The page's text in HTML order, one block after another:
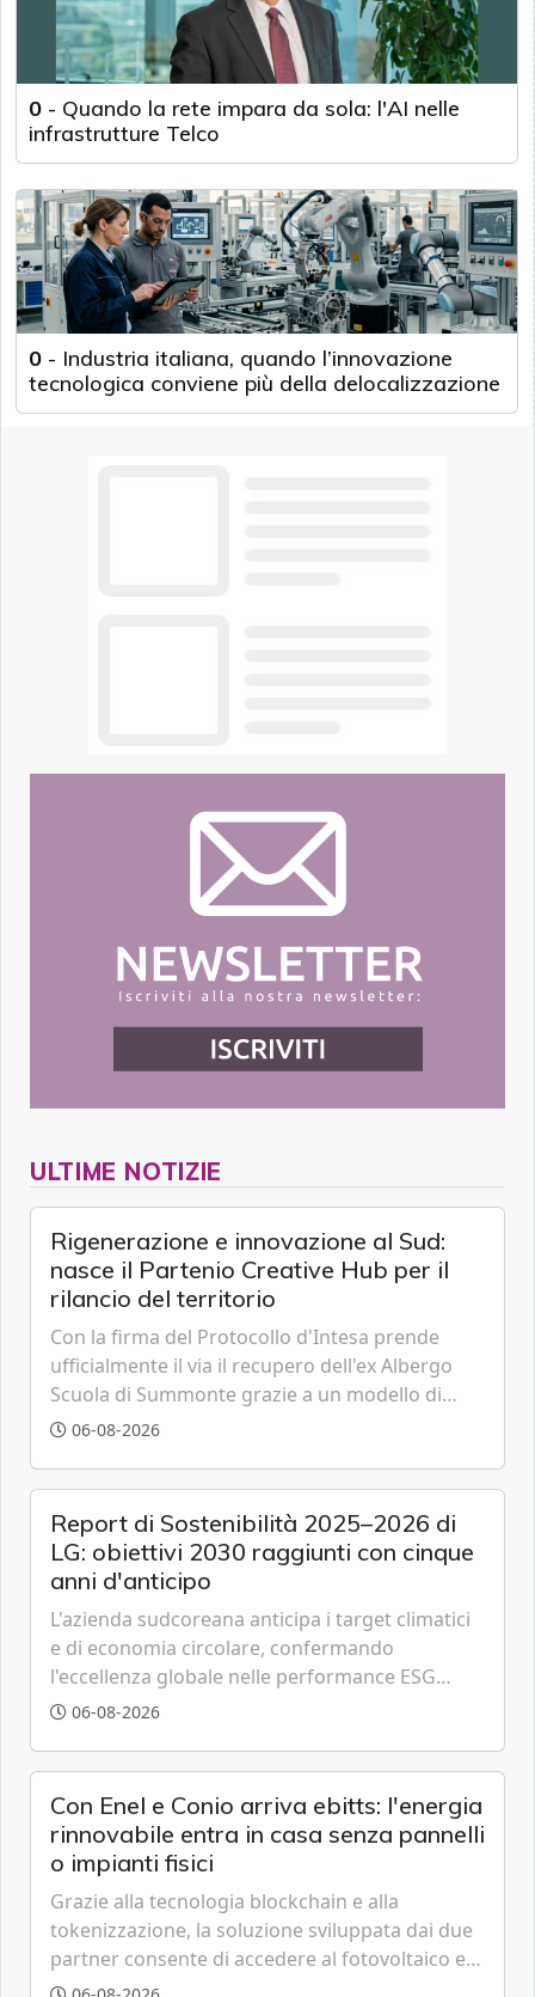
0 - Quando la rete impara da sola: l'AI nelle
infrastrutture Telco
0 - Industria italiana, quando l’innovazione
tecnologica conviene più della delocalizzazione
ULTIME NOTIZIE
Rigenerazione e innovazione al Sud:
nasce il Partenio Creative Hub per il
rilancio del territorio
Con la firma del Protocollo d'Intesa prende
ufficialmente il via il recupero dell'ex Albergo
Scuola di Summonte grazie a un modello di
partenariato pubblico-privato e a una rete di
06-08-2026
Report di Sostenibilità 2025–2026 di
LG: obiettivi 2030 raggiunti con cinque
anni d'anticipo
L'azienda sudcoreana anticipa i target climatici
e di economia circolare, confermando
l'eccellenza globale nelle performance ESG
grazie a innovazione, accessibilità e governance
06-08-2026
Con Enel e Conio arriva ebitts: l'energia
rinnovabile entra in casa senza pannelli
o impianti fisici
Grazie alla tecnologia blockchain e alla
tokenizzazione, la soluzione sviluppata dai due
partner consente di accedere al fotovoltaico e
all'eolico ottenendo risparmi diretti in bolletta,